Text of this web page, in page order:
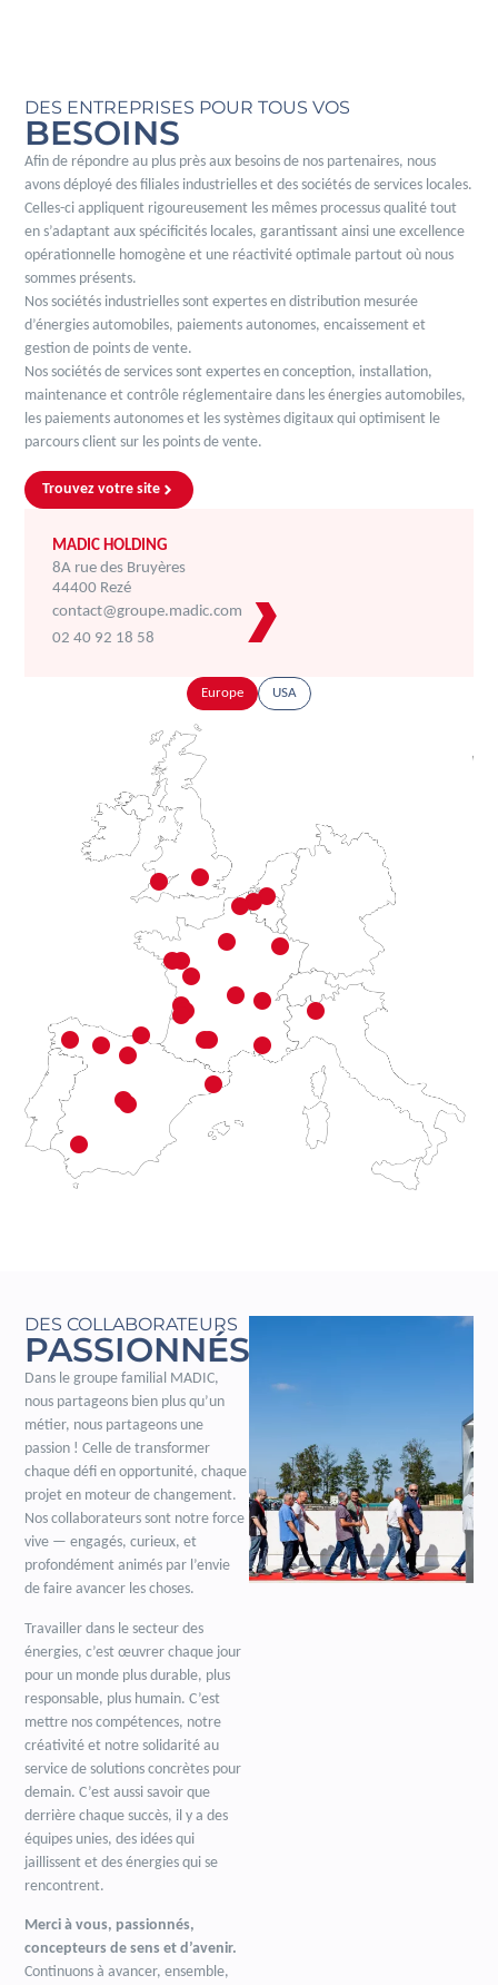
Europe USA
DES ENTREPRISES POUR TOUS VOS
BESOINS
Afin de répondre au plus près aux besoins de nos partenaires, nous
avons déployé des filiales industrielles et des sociétés de services locales.
Celles-ci appliquent rigoureusement les mêmes processus qualité tout
en s’adaptant aux spécificités locales, garantissant ainsi une excellence
opérationnelle homogène et une réactivité optimale partout où nous
sommes présents.
Nos sociétés industrielles sont expertes en distribution mesurée
d’énergies automobiles, paiements autonomes, encaissement et
gestion de points de vente.
Nos sociétés de services sont expertes en conception, installation,
maintenance et contrôle réglementaire dans les énergies automobiles,
les paiements autonomes et les systèmes digitaux qui optimisent le
parcours client sur les points de vente.
Trouvez votre site
MADIC HOLDING
8A rue des Bruyères
44400 Rezé
contact@groupe.madic.com
02 40 92 18 58
DES COLLABORATEURS
PASSIONNÉS
Dans le groupe familial MADIC,
nous partageons bien plus qu’un
métier, nous partageons une
passion ! Celle de transformer
chaque défi en opportunité, chaque
projet en moteur de changement.
Nos collaborateurs sont notre force
vive — engagés, curieux, et
profondément animés par l’envie
de faire avancer les choses.
Travailler dans le secteur des
énergies, c’est œuvrer chaque jour
pour un monde plus durable, plus
responsable, plus humain. C’est
mettre nos compétences, notre
créativité et notre solidarité au
service de solutions concrètes pour
demain. C’est aussi savoir que
derrière chaque succès, il y a des
équipes unies, des idées qui
jaillissent et des énergies qui se
rencontrent.
Merci à vous, passionnés,
concepteurs de sens et d’avenir.
Continuons à avancer, ensemble,